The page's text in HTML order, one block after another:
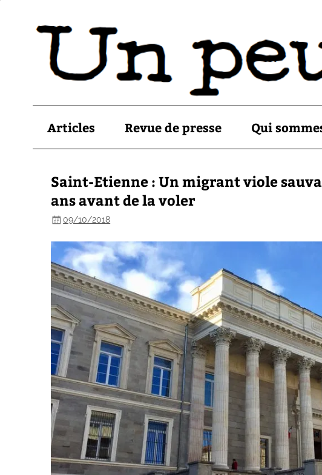
Articles Revue de presse Qui
Saint-Etienne : Un migrant viole
ans avant de la voler
09/10/2018